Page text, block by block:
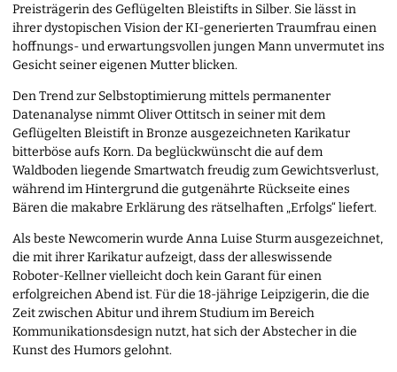
Preisträgerin des Geflügelten Bleistifts in Silber. Sie lässt in
ihrer dystopischen Vision der KI-generierten Traumfrau einen
hoffnungs- und erwartungsvollen jungen Mann unvermutet ins
Gesicht seiner eigenen Mutter blicken.
Den Trend zur Selbstoptimierung mittels permanenter
Datenanalyse nimmt Oliver Ottitsch in seiner mit dem
Geflügelten Bleistift in Bronze ausgezeichneten Karikatur
bitterböse aufs Korn. Da beglückwünscht die auf dem
Waldboden liegende Smartwatch freudig zum Gewichtsverlust,
während im Hintergrund die gutgenährte Rückseite eines
Bären die makabre Erklärung des rätselhaften „Erfolgs“ liefert.
Als beste Newcomerin wurde Anna Luise Sturm ausgezeichnet,
die mit ihrer Karikatur aufzeigt, dass der alleswissende
Roboter-Kellner vielleicht doch kein Garant für einen
erfolgreichen Abend ist. Für die 18-jährige Leipzigerin, die die
Zeit zwischen Abitur und ihrem Studium im Bereich
Kommunikationsdesign nutzt, hat sich der Abstecher in die
Kunst des Humors gelohnt.